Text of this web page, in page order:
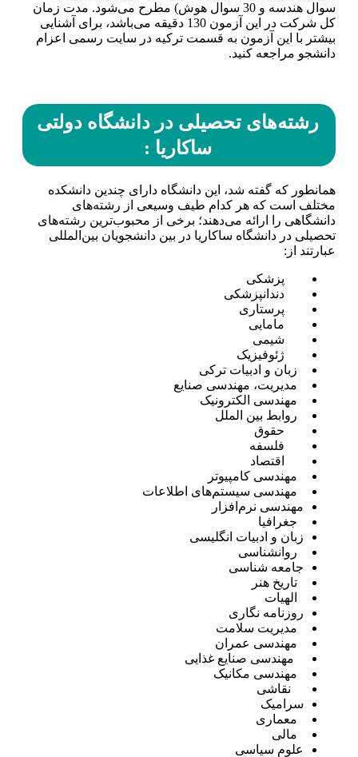
سوال هندسه و 30 سوال هوش) مطرح می‌شود. مدت زمان
کل شرکت در این آزمون 130 دقیقه می‌باشد، برای آشنایی
بیشتر با این آزمون به قسمت ترکیه در سایت رسمی اعزام
دانشجو مراجعه کنید.
رشته‌های تحصیلی در دانشگاه دولتی
ساکاریا :
همانطور که گفته شد، این دانشگاه دارای چندین دانشکده
مختلف است که هر کدام طیف وسیعی از رشته‌های
دانشگاهی را ارائه می‌دهند؛ برخی از محبوب‌ترین رشته‌های
تحصیلی در دانشگاه ساکاریا در بین دانشجویان بین‌المللی
عبارتند از:
پزشکی
دندانپزشکی
پرستاری
مامایی
شیمی
ژئوفیزیک
زبان و ادبیات ترکی
مدیریت، مهندسی صنایع
مهندسی الکترونیک
روابط بین الملل
حقوق
فلسفه
اقتصاد
مهندسی کامپیوتر
مهندسی سیستم‌های اطلاعات
مهندسی نرم‌افزار
جغرافیا
زبان و ادبیات انگلیسی
روانشناسی
جامعه شناسی
تاریخ هنر
الهیات
روزنامه نگاری
مدیریت سلامت
مهندسی عمران
مهندسی صنایع غذایی
مهندسی مکانیک
نقاشی
سرامیک
معماری
مالی
علوم سیاسی